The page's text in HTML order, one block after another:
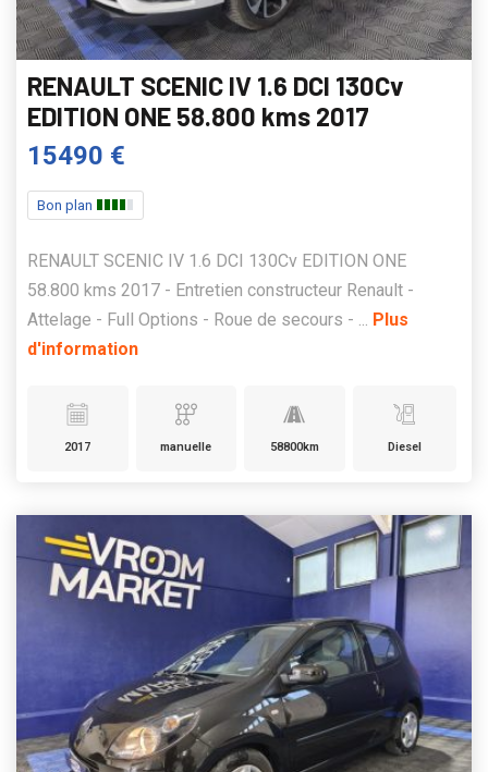
RENAULT SCENIC IV 1.6 DCI 130Cv
EDITION ONE 58.800 kms 2017
15490 €
Bon plan
RENAULT SCENIC IV 1.6 DCI 130Cv EDITION ONE
58.800 kms 2017 - Entretien constructeur Renault -
Attelage - Full Options - Roue de secours - ... Plus
d'information
2017 manuelle 58800km Diesel